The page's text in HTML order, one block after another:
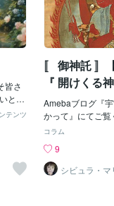
皆さ
とお
を願
で
など
繰り
テンツ
〚 御神託 〛
『 開けくる
よ』
Amebaブログ『
かって』にてご
コラム
9
シビュラ・マ